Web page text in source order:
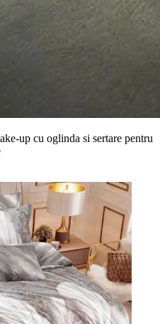
up cu oglinda si sertare pentru